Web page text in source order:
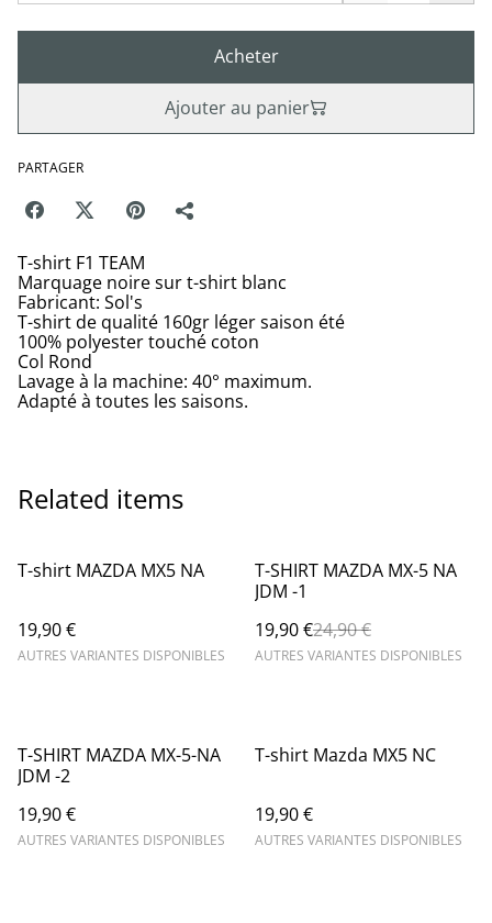
Acheter
Ajouter au panier
PARTAGER
T-shirt F1 TEAM
Marquage noire sur t-shirt blanc
Fabricant: Sol's
T-shirt de qualité 160gr léger saison été
100% polyester touché coton
Col Rond
Lavage à la machine: 40° maximum.
Adapté à toutes les saisons.
Related items
T-shirt MAZDA MX5 NA
19,90 €
AUTRES VARIANTES DISPONIBLES
%
T-SHIRT MAZDA MX-5 NA
JDM -1
19,90 €24,90 €
AUTRES VARIANTES DISPONIBLES
T-SHIRT MAZDA MX-5-NA
JDM -2
19,90 €
AUTRES VARIANTES DISPONIBLES
T-shirt Mazda MX5 NC
19,90 €
AUTRES VARIANTES DISPONIBLES